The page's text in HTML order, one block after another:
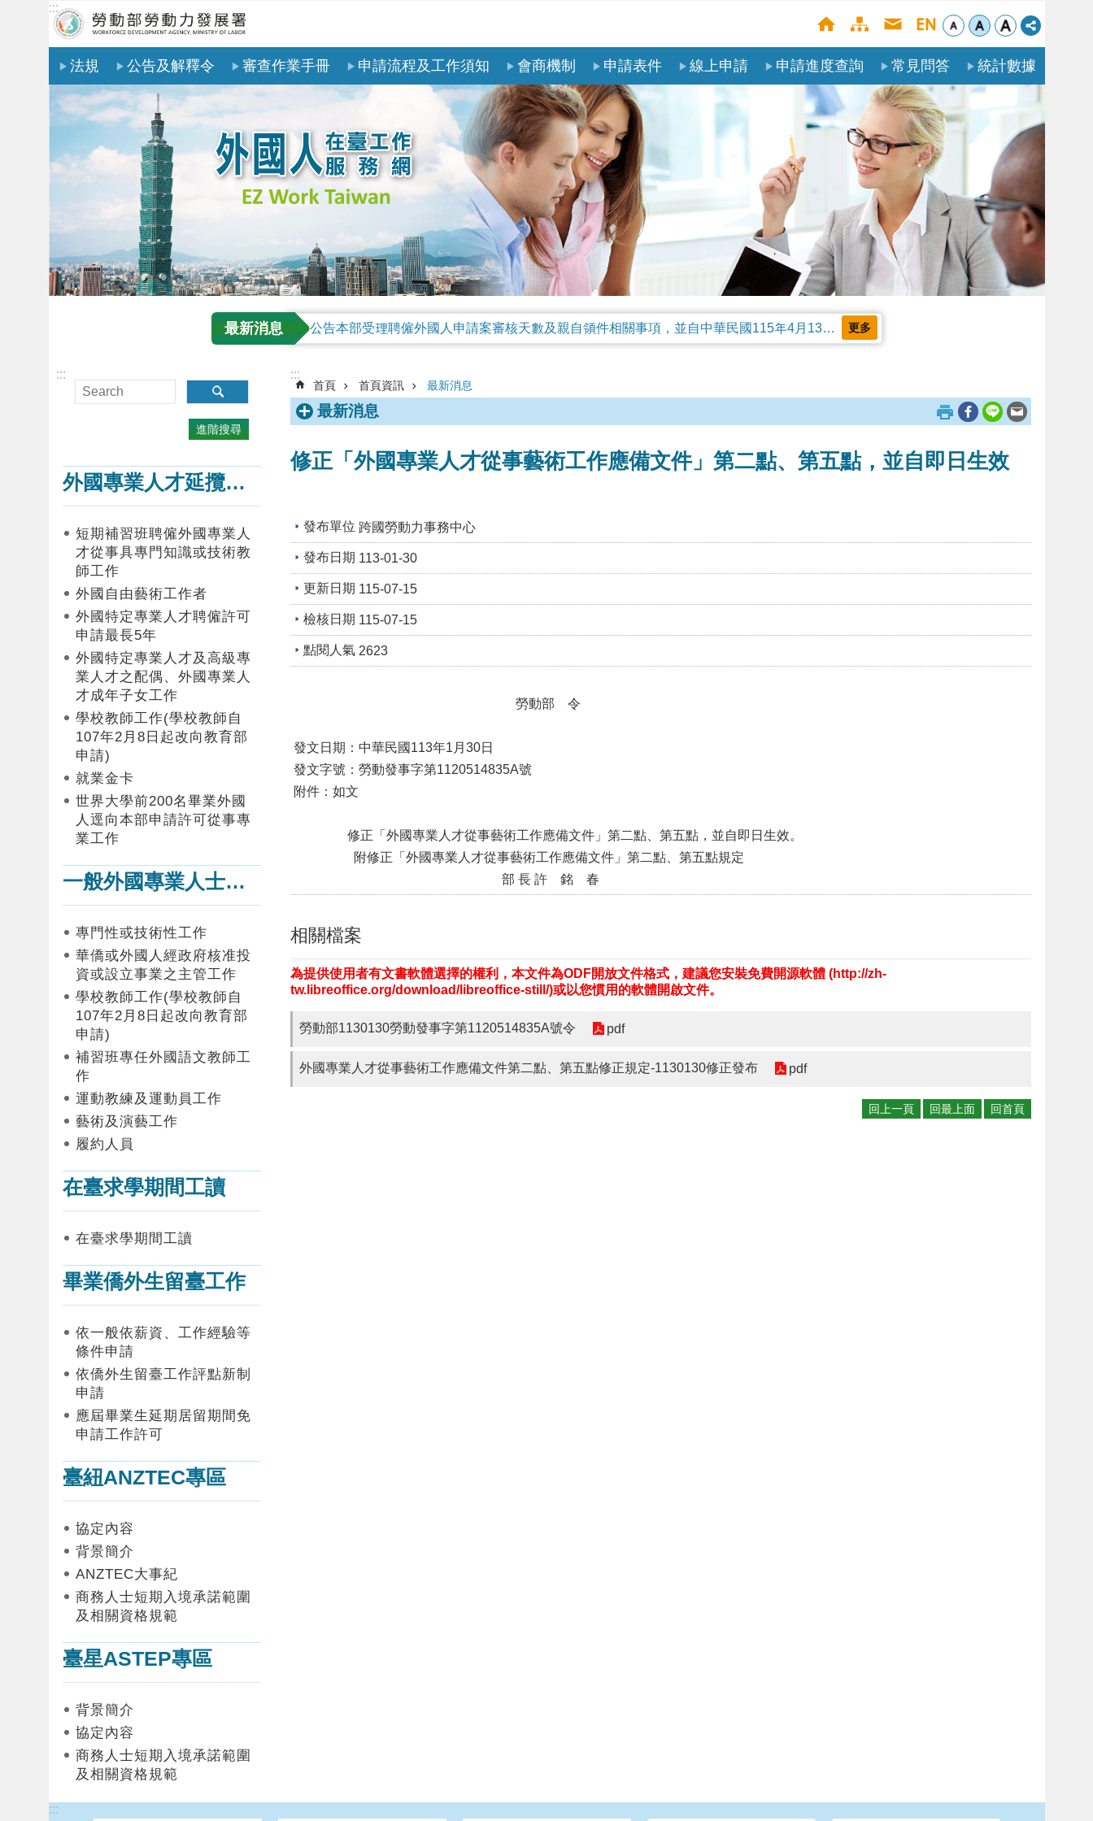
跳到主要內容區塊
:::
法規 公告及解釋令 審查作業手冊 申請流程及工作須知 會商機制 申請表件 線上申請 申請進度查詢 常見問答 統計數據
最新消息 公告本部受理聘僱外國人申請案審核天數及親自領件相關事項，並自中華民國115年4月13日生效。 更多
:::
進階搜尋
外國專業人才延攬及僱用
短期補習班聘僱外國專業人
才從事具專門知識或技術教
師工作
外國自由藝術工作者
外國特定專業人才聘僱許可
申請最長5年
外國特定專業人才及高級專
業人才之配偶、外國專業人
才成年子女工作
學校教師工作(學校教師自
107年2月8日起改向教育部
申請)
就業金卡
世界大學前200名畢業外國
人逕向本部申請許可從事專
業工作
一般外國專業人士在臺工作
專門性或技術性工作
華僑或外國人經政府核准投
資或設立事業之主管工作
學校教師工作(學校教師自
107年2月8日起改向教育部
申請)
補習班專任外國語文教師工
作
運動教練及運動員工作
藝術及演藝工作
履約人員
在臺求學期間工讀
在臺求學期間工讀
畢業僑外生留臺工作
依一般依薪資、工作經驗等
條件申請
依僑外生留臺工作評點新制
申請
應屆畢業生延期居留期間免
申請工作許可
臺紐ANZTEC專區
協定內容
背景簡介
ANZTEC大事紀
商務人士短期入境承諾範圍
及相關資格規範
臺星ASTEP專區
背景簡介
協定內容
商務人士短期入境承諾範圍
及相關資格規範
:::
首頁 首頁資訊 最新消息
最新消息
修正「外國專業人才從事藝術工作應備文件」第二點、第五點，並自即日生效
發布單位 跨國勞動力事務中心
發布日期 113-01-30
更新日期 115-07-15
檢核日期 115-07-15
點閱人氣 2623
勞動部 令
發文日期：中華民國113年1月30日
發文字號：勞動發事字第1120514835A號
附件：如文
修正「外國專業人才從事藝術工作應備文件」第二點、第五點，並自即日生效。
附修正「外國專業人才從事藝術工作應備文件」第二點、第五點規定
部 長 許 銘 春
相關檔案
為提供使用者有文書軟體選擇的權利，本文件為ODF開放文件格式，建議您安裝免費開源軟體 (http://zh-
tw.libreoffice.org/download/libreoffice-still/)或以您慣用的軟體開啟文件。
勞動部1130130勞動發事字第1120514835A號令 pdf
外國專業人才從事藝術工作應備文件第二點、第五點修正規定-1130130修正發布 pdf
回上一頁 回最上面 回首頁
:::